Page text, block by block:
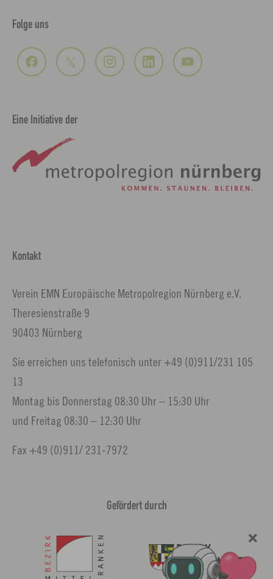
Folge uns
Eine Initiative der
Kontakt
Verein EMN Europäische Metropolregion Nürnberg e.V.
Theresienstraße 9
90403 Nürnberg
Sie erreichen uns telefonisch unter +49 (0)911/231 105
13
Montag bis Donnerstag 08:30 Uhr – 15:30 Uhr
und Freitag 08:30 – 12:30 Uhr
Fax +49 (0)911/ 231-7972
Gefördert durch